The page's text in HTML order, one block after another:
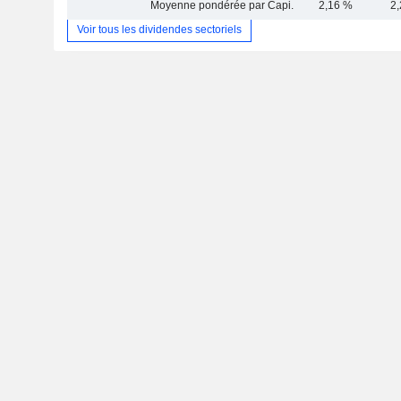
Moyenne pondérée par Capi. 2,16 %
Voir tous les dividendes sectoriels